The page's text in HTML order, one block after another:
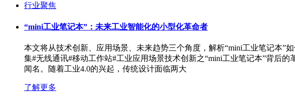
行业聚焦
“mini工业笔记本”：未来工业智能化的小型化革命者
本文将从技术创新、应用场景、未来趋势三个角度，解析“mini工业笔记本”
集#无线通讯#移动工作站#工业应用场景技术创新之“mini工业笔记本”背后
闻名。随着工业4.0的兴起，传统设计面临两大
了解更多